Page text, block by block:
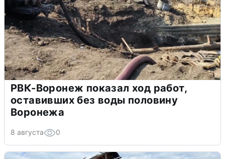
РВК-Воронеж показал ход работ,
оставивших без воды половину
Воронежа
8 августа 0